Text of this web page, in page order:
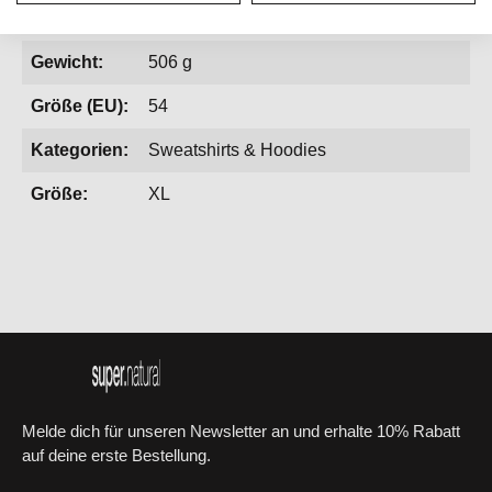
Gewicht: 506 g
Größe (EU): 54
Kategorien: Sweatshirts & Hoodies
Größe: XL
Melde dich für unseren Newsletter an und erhalte 10% Rabatt
auf deine erste Bestellung.